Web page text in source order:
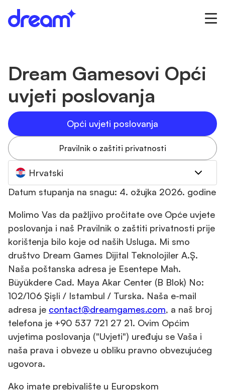
Dream Gamesovi Opći
uvjeti poslovanja
Opći uvjeti poslovanja
Pravilnik o zaštiti privatnosti
Hrvatski
Datum stupanja na snagu: 4. ožujka 2026. godine
Molimo Vas da pažljivo pročitate ove Opće uvjete
poslovanja i naš Pravilnik o zaštiti privatnosti prije
korištenja bilo koje od naših Usluga. Mi smo
društvo Dream Games Dijital Teknolojiler A.Ş.
Naša poštanska adresa je Esentepe Mah.
Büyükdere Cad. Maya Akar Center (B Blok) No:
102/106 Şişli / Istambul / Turska. Naša e-mail
adresa je contact@dreamgames.com, a naš broj
telefona je +90 537 721 27 21. Ovim Općim
uvjetima poslovanja ("Uvjeti") uređuju se Vaša i
naša prava i obveze u obliku pravno obvezujućeg
ugovora.
Ako imate prebivalište u Europskom